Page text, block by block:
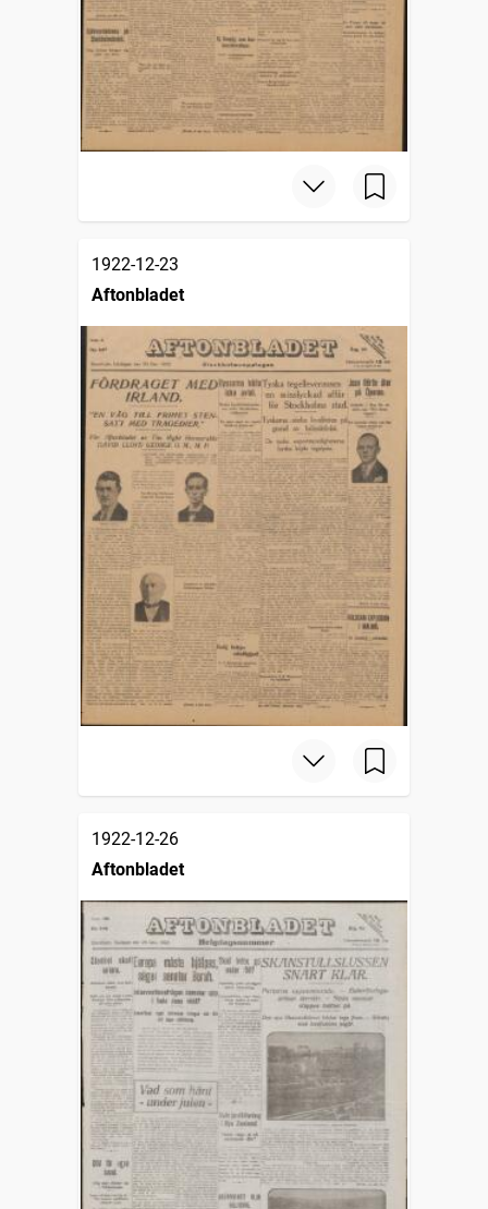
1922-12-23
Aftonbladet
1922-12-26
Aftonbladet